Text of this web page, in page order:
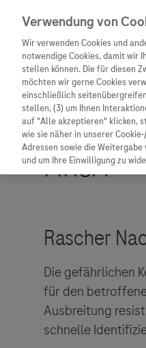
Unternehmen
Unsere
Roche Stories
Die gefährlichen
für den
Ausbreitung
schnelle
Verwendung von
Wir verwenden Cookies und
notwendige Cookies, damit wir
stellen können. Die für diesen
möchten wir gerne Cookies
einschließlich
stellen, (3) um Ihnen
auf "Alle akzeptieren" klicken,
wie sie näher in unserer
Adressen sowie die
und um Ihre Einwilligung zu